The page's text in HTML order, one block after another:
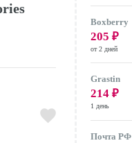
Boxberry
205 ₽
от 2 дней
Grastin
214 ₽
1 день
Почта РФ